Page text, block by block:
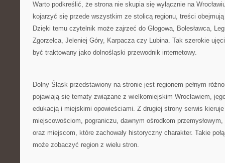
Warto podkreślić, że strona nie skupia się wyłącznie na
kojarzyć się przede wszystkim ze stolicą regionu, treści
Dzięki temu czytelnik może zajrzeć do Głogowa, Bolesławca,
Zgorzelca, Jeleniej Góry, Karpacza czy Lubina. Tak szerokie
być traktowany jako dolnośląski przewodnik internetowy.
Dolny Śląsk przedstawiony na stronie jest regionem pełnym
pojawiają się tematy związane z wielkomiejskim Wrocławiem,
edukacją i miejskimi opowieściami. Z drugiej strony serwis kieruje
miejscowościom, pograniczu, dawnym ośrodkom
oraz miejscom, które zachowały historyczny charakter. Takie
może zobaczyć region z wielu stron.